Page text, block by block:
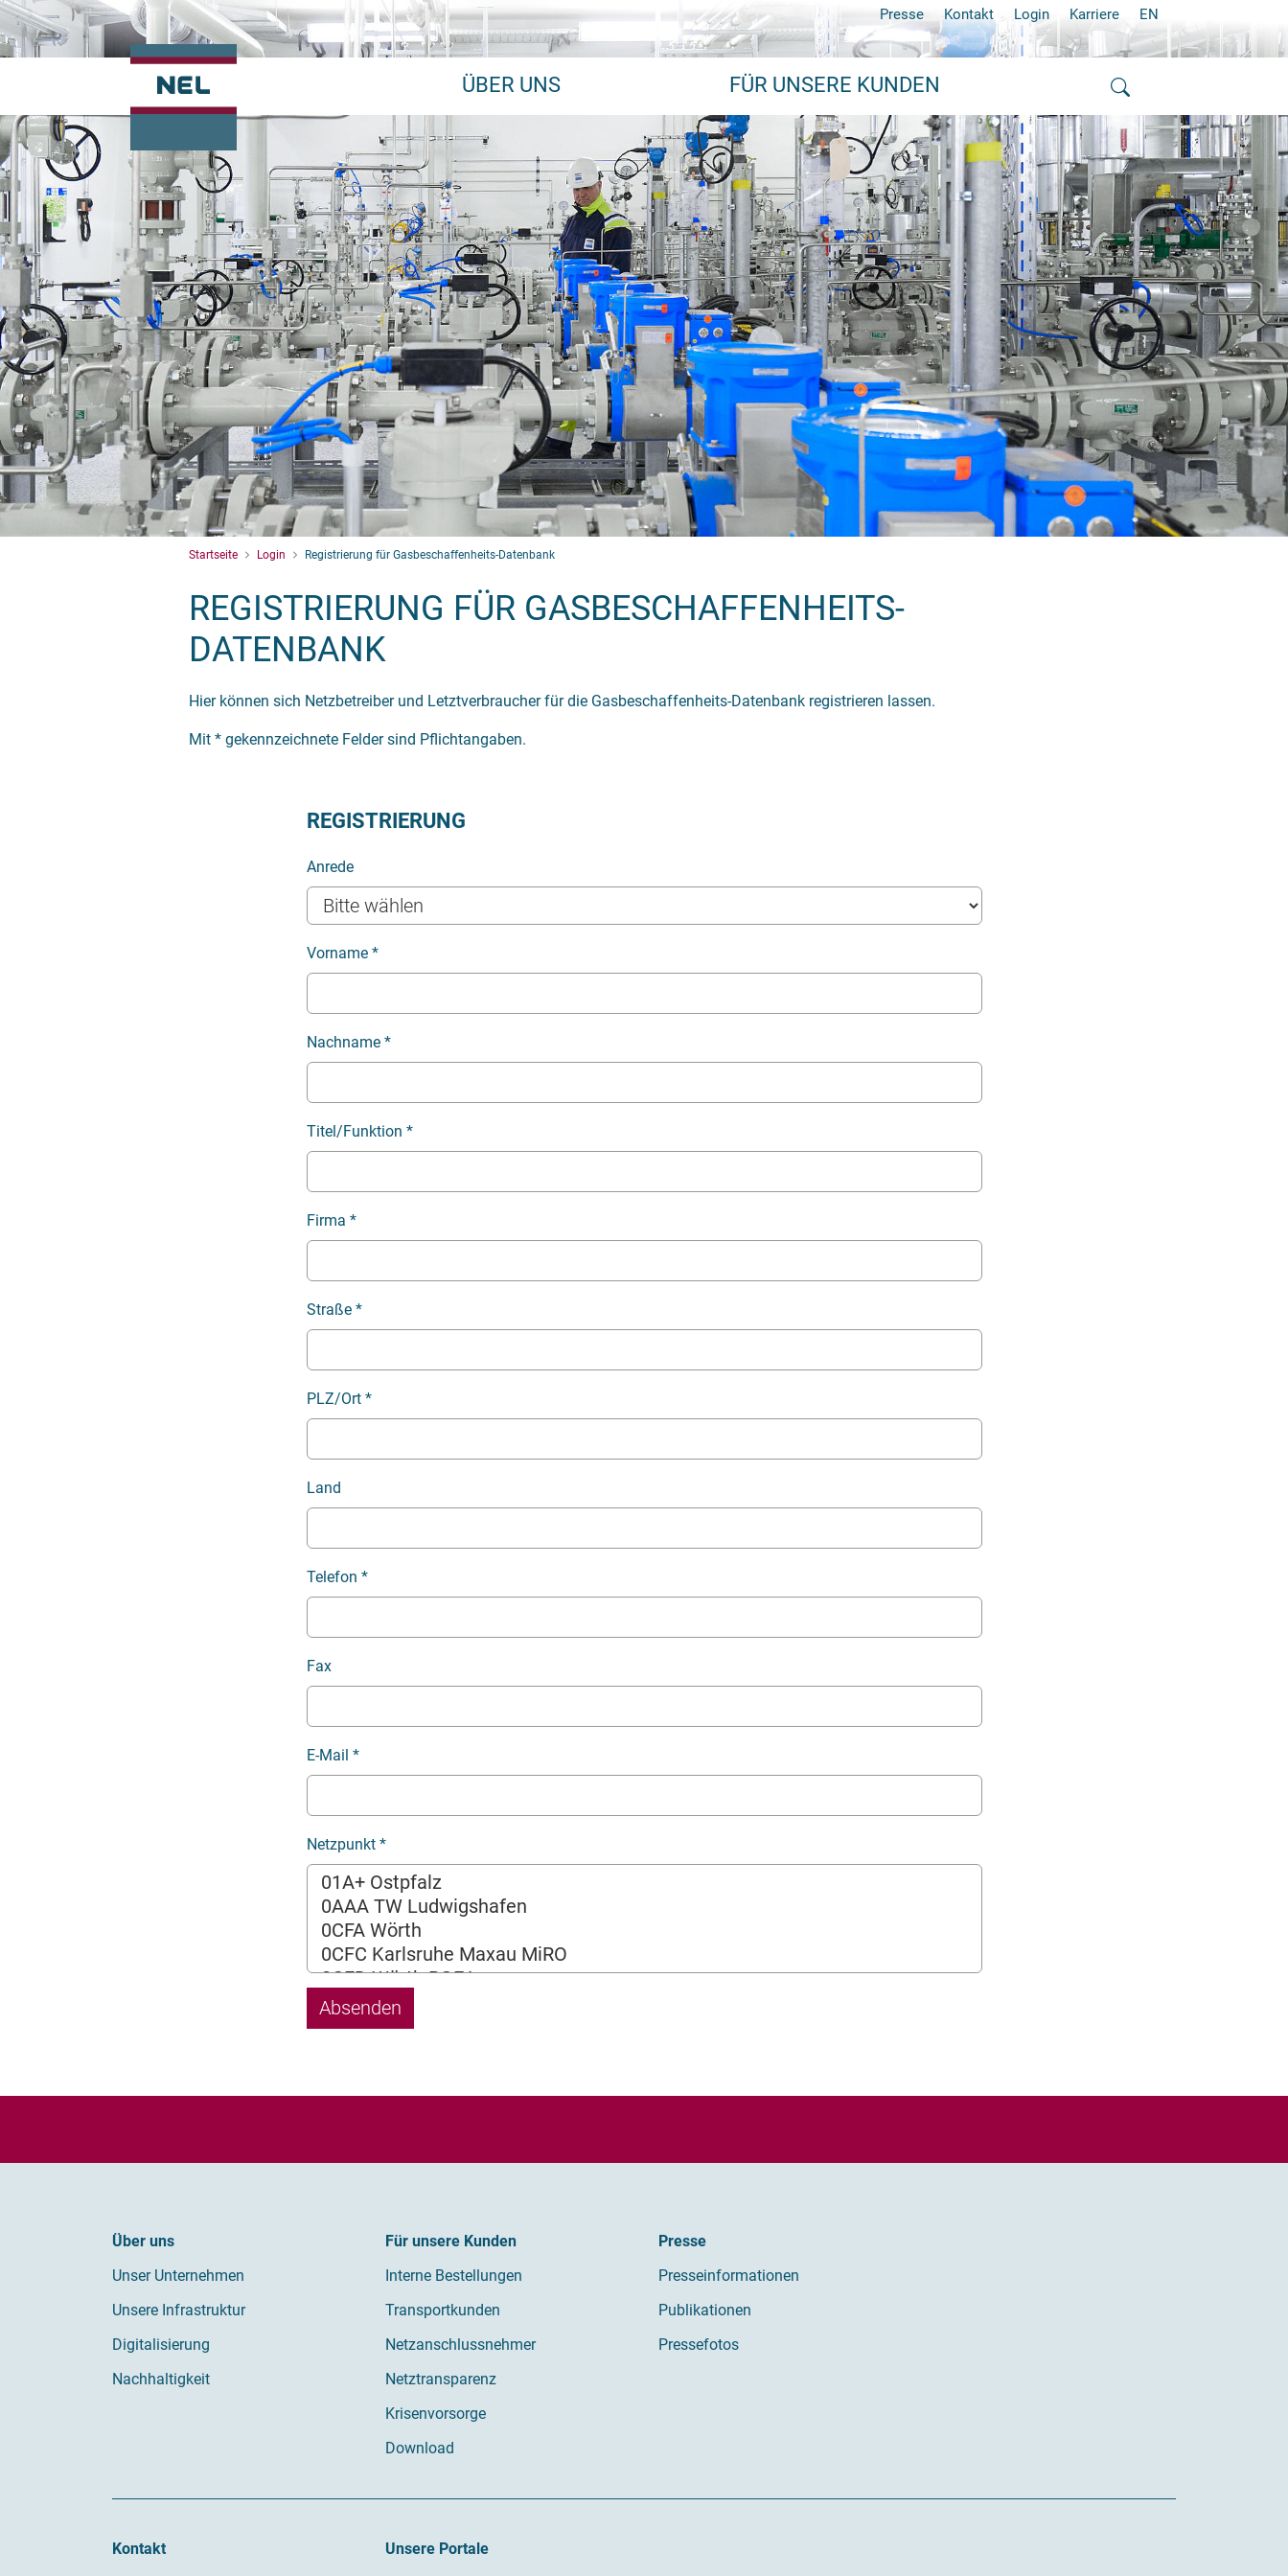
EN
Presse Kontakt Login Karriere
ÜBER UNS FÜR UNSERE KUNDEN
Startseite Login Registrierung für Gasbeschaffenheits-Datenbank
REGISTRIERUNG FÜR GASBESCHAFFENHEITS-
DATENBANK
Hier können sich Netzbetreiber und Letztverbraucher für die Gasbeschaffenheits-Datenbank registrieren lassen.
Mit * gekennzeichnete Felder sind Pflichtangaben.
REGISTRIERUNG
Anrede
Vorname *
Nachname *
Titel/Funktion *
Firma *
Straße *
PLZ/Ort *
Land
Telefon *
Fax
E-Mail *
Netzpunkt *
Absenden
Über uns
Unser Unternehmen
Unsere Infrastruktur
Digitalisierung
Nachhaltigkeit
Für unsere Kunden
Interne Bestellungen
Transportkunden
Netzanschlussnehmer
Netztransparenz
Krisenvorsorge
Download
Presse
Presseinformationen
Publikationen
Pressefotos
Kontakt
Unsere Portale